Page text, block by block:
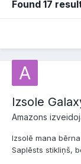
Found 17
Izsole
Amazons
Izsolē mana
Saplēsts stikliņš,